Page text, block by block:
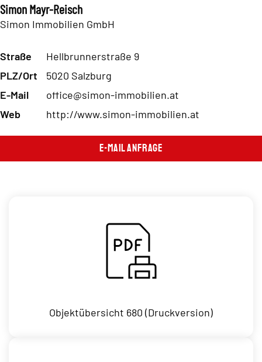
Simon Mayr-Reisch
Simon Immobilien GmbH
Straße
Hellbrunnerstraße 9
PLZ/Ort
5020 Salzburg
E-Mail
office@simon-immobilien.at
Web
http://www.simon-immobilien.at
E-Mail Anfrage
Objektübersicht 680 (Druckversion)